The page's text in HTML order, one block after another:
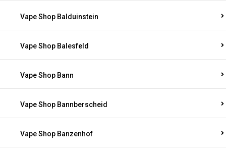
Vape Shop Balduinstein
Vape Shop Balesfeld
Vape Shop Bann
Vape Shop Bannberscheid
Vape Shop Banzenhof